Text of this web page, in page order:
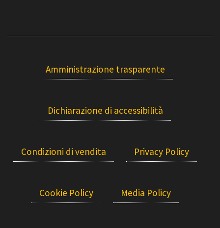
Amministrazione trasparente
Dichiarazione di accessibilità
Condizioni di vendita Privacy Policy
Cookie Policy Media Policy